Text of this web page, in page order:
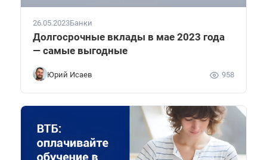
26.05.2023Банки
Долгосрочные вклады в мае 2023 года
— самые выгодные
Юрий Исаев 958